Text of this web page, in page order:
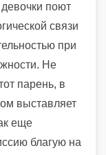
девочки поют
связи
при
Не
парень, в
выставляет
еще
благую на